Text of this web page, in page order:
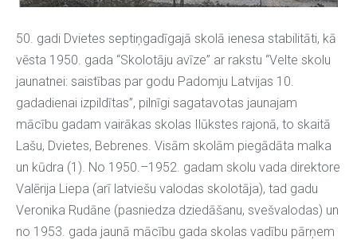
50. gadi Dvietes septiņgadīgajā skolā ienesa stabilitāti, kā
vēsta 1950. gada “Skolotāju avīze” ar rakstu “Velte skolu
jaunatnei: saistības par godu Padomju Latvijas 10.
gadadienai izpildītas”, pilnīgi sagatavotas jaunajam
mācību gadam vairākas skolas Ilūkstes rajonā, to skaitā
Lašu, Dvietes, Bebrenes. Visām skolām piegādāta malka
un kūdra (1). No 1950.–1952. gadam skolu vada direktore
Valērija Liepa (arī latviešu valodas skolotāja), tad gadu
Veronika Rudāne (pasniedza dziedāšanu, svešvalodas) un
no 1953. gada jaunā mācību gada skolas vadību pārņem